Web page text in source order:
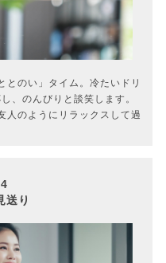
とのい」タイム。冷たいドリ
、のんびりと談笑します。
人のようにリラックスして過
送り